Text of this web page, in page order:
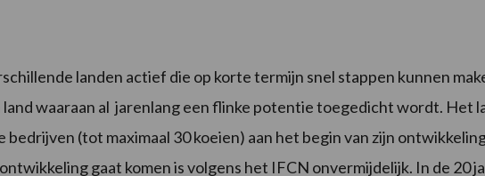
landen actief die op korte termijn snel stappen kunnen
land waaraan al jarenlang een flinke potentie toegedicht wordt. Het
(tot maximaal 30 koeien) aan het begin van zijn
gaat komen is volgens het IFCN onvermijdelijk. In de 20